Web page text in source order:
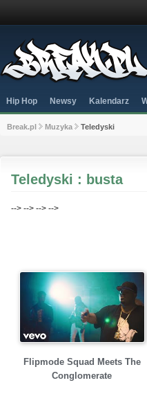
Hip Hop Newsy Kalendarz
Break.pl Muzyka Teledyski
Teledyski : busta
--> --> --> -->
Flipmode Squad Meets The
Conglomerate